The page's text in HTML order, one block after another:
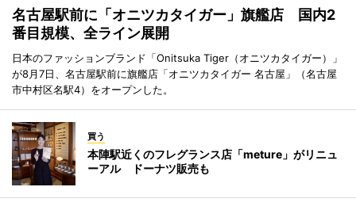
名古屋駅前に「オニツカタイガー」旗艦店 国内2
番目規模、全ライン展開
日本のファッションブランド「Onitsuka Tiger（オニツカタイガー）」
が8月7日、名古屋駅前に旗艦店「オニツカタイガー 名古屋」（名古屋
市中村区名駅4）をオープンした。
買う
本陣駅近くのフレグランス店「meture」がリニュ
ーアル ドーナツ販売も